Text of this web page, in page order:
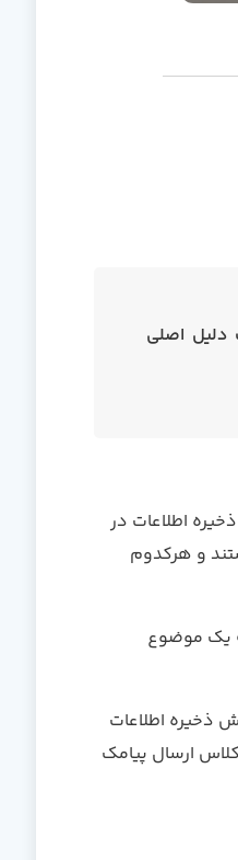
اصلی
اطلاعات در
و هرکدوم
یک موضوع
ذخیره اطلاعات
ارسال پیامک